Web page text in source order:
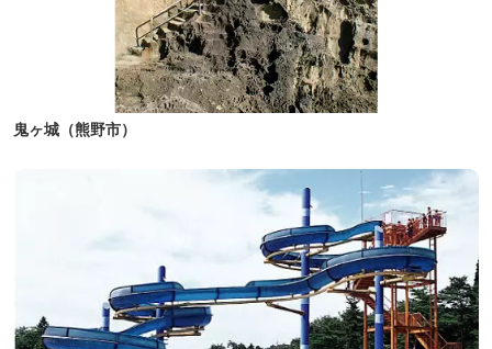
鬼ヶ城（熊野市）